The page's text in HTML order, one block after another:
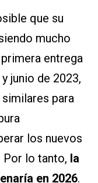
que su
mucho
entrega
junio de 2023,
para
los nuevos
Por lo tanto, la
en 2026.